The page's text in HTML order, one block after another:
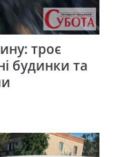
троє
будинки та